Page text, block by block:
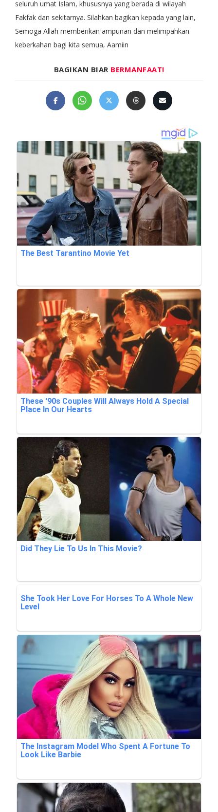
seluruh umat Islam, khususnya yang berada di wilayah
Fakfak dan sekitarnya. Silahkan bagikan kepada yang lain,
Semoga Allah memberikan ampunan dan melimpahkan
keberkahan bagi kita semua, Aamiin
BAGIKAN BIAR BERMANFAAT!